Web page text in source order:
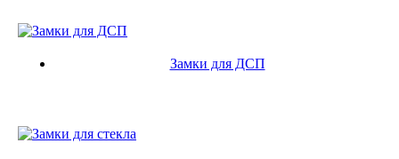
Замки для ДСП